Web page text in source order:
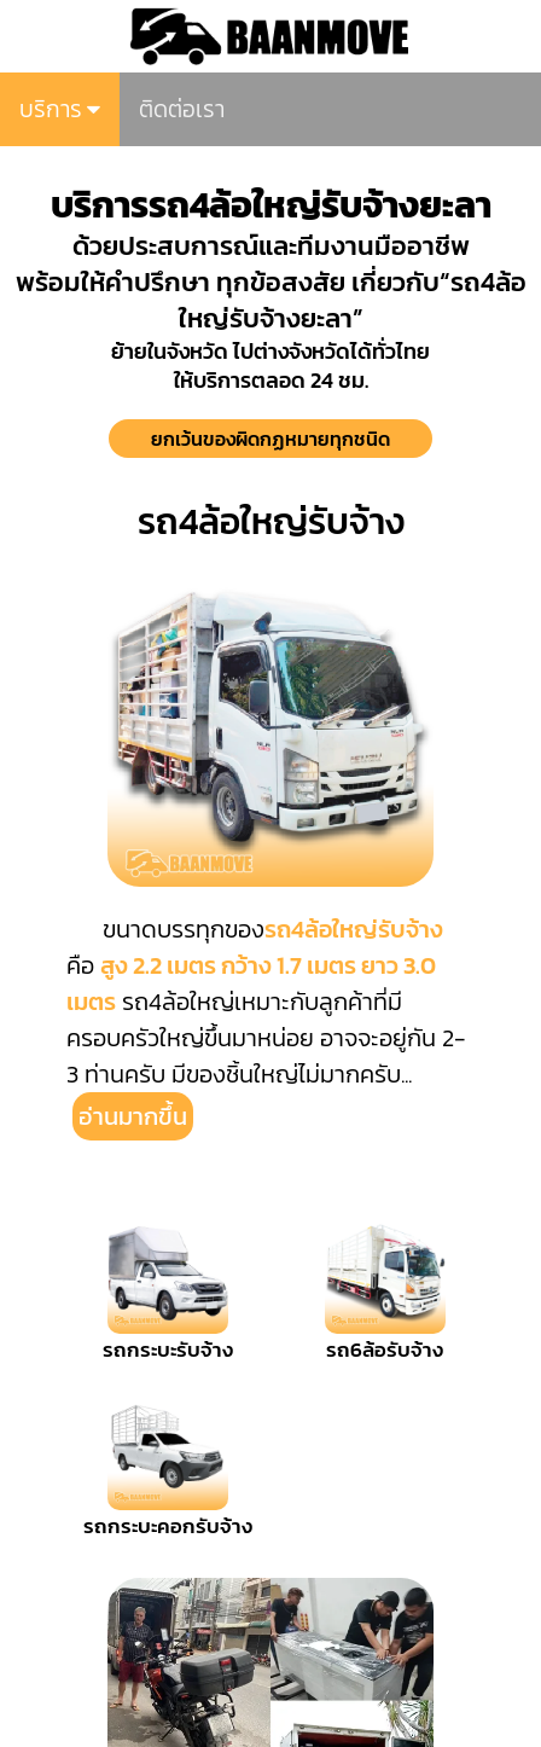
บริการ ติดต่อเรา
บริการรถ4ล้อใหญ่รับจ้างยะลา
ด้วยประสบการณ์และทีมงานมืออาชีพ
พร้อมให้คำปรึกษา ทุกข้อสงสัย เกี่ยวกับ“รถ4ล้อ
ใหญ่รับจ้างยะลา”
ย้ายในจังหวัด ไปต่างจังหวัดได้ทั่วไทย
ให้บริการตลอด 24 ชม.
ยกเว้นของผิดกฏหมายทุกชนิด
รถ4ล้อใหญ่รับจ้าง
ขนาดบรรทุกของรถ4ล้อใหญ่รับจ้าง
คือสูง 2.2 เมตร กว้าง 1.7 เมตร ยาว 3.0
เมตรรถ4ล้อใหญ่เหมาะกับลูกค้าที่มี
ครอบครัวใหญ่ขึ้นมาหน่อย อาจจะอยู่กัน 2-
3 ท่านครับ มีของชิ้นใหญ่ไม่มากครับ...
อ่านมากขึ้น
รถกระบะรับจ้าง รถ6ล้อรับจ้าง
รถกระบะคอกรับจ้าง